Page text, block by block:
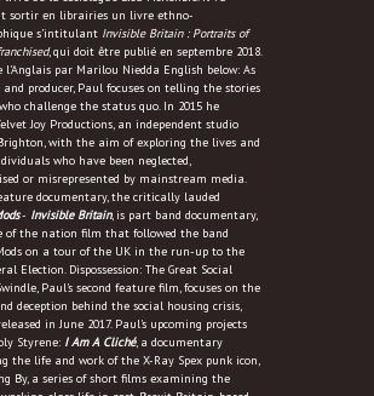
sortir en librairies un livre ethno-
s’intitulant Invisible Britain : Portraits of
, qui doit être publié en septembre 2018.
l’Anglais par Marilou Niedda English below: As
producer, Paul focuses on telling the stories
challenge the status quo. In 2015 he
Joy Productions, an independent studio
with the aim of exploring the lives and
who have been neglected,
or misrepresented by mainstream media.
documentary, the critically lauded
- Invisible Britain, is part band documentary,
of the nation film that followed the band
on a tour of the UK in the run-up to the
Election. Dispossession: The Great Social
Paul's second feature film, focuses on the
deception behind the social housing crisis,
in June 2017. Paul's upcoming projects
Styrene: I Am A Cliché, a documentary
the life and work of the X-Ray Spex punk icon,
By, a series of short films examining the